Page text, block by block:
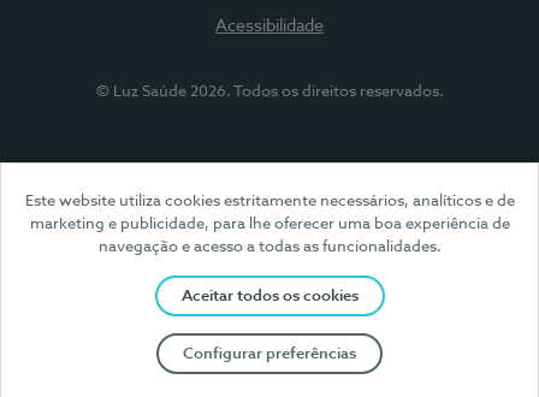
Este website utiliza cookies estritamente necessários, analíticos e de
marketing e publicidade, para lhe oferecer uma boa experiência de
navegação e acesso a todas as funcionalidades.
Aceitar todos os cookies
Configurar preferências
Acessibilidade
© Luz Saúde 2026. Todos os direitos reservados.